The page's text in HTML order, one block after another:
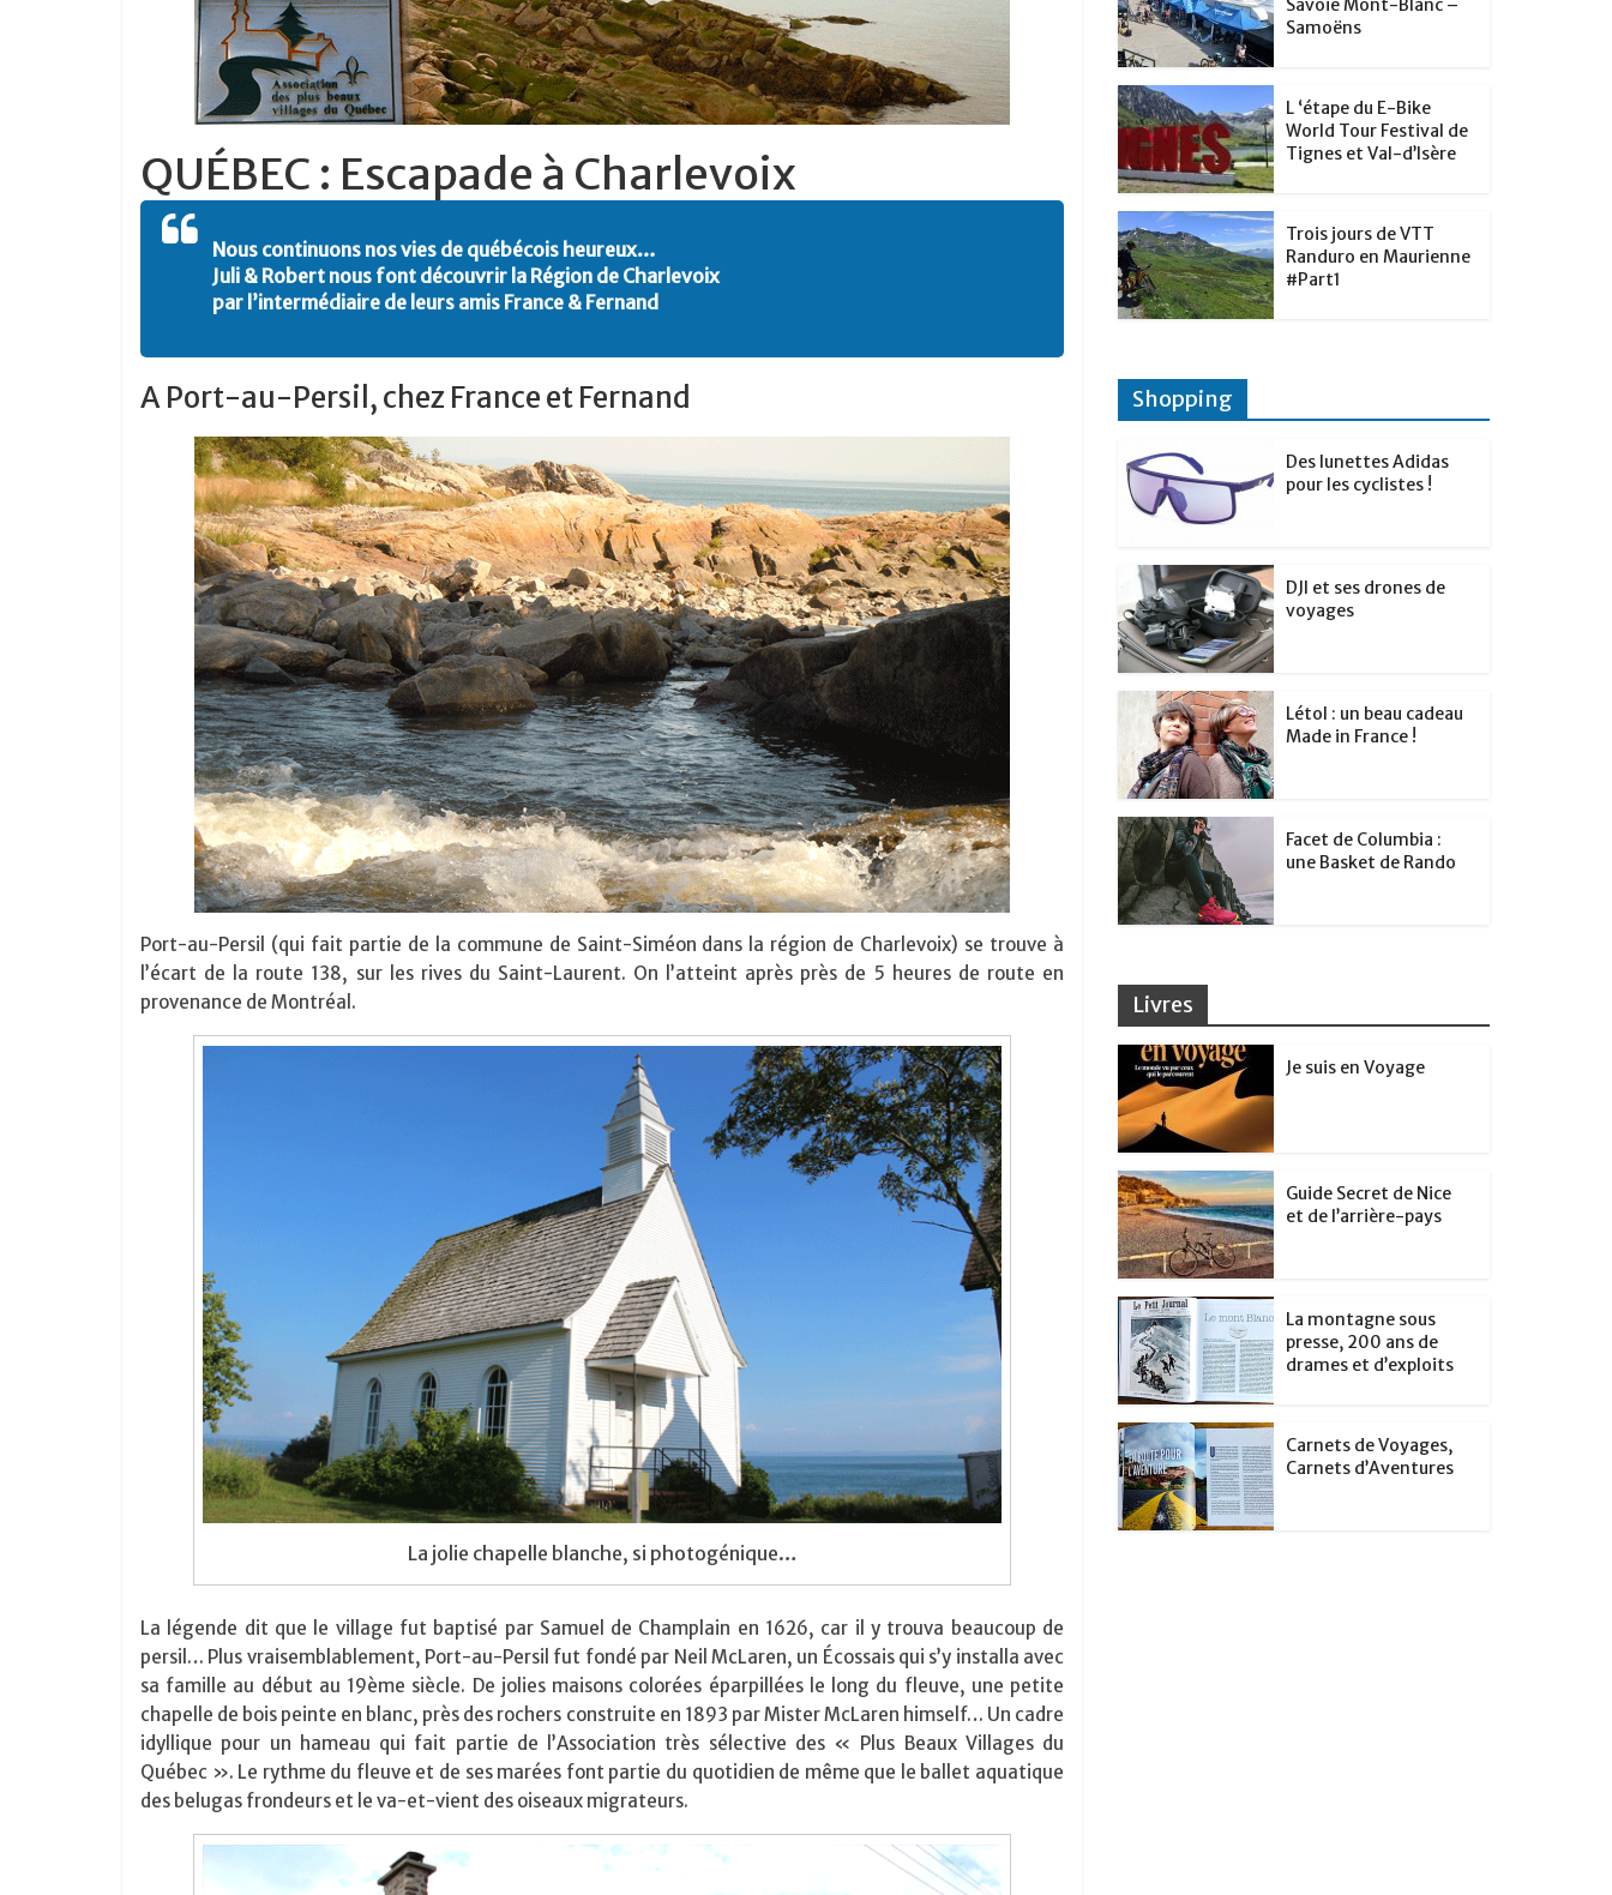
QUÉBEC : Escapade à Charlevoix
Nous continuons nos vies de québécois heureux…
Juli & Robert nous font découvrir la Région de Charlevoix
par l’intermédiaire de leurs amis France & Fernand
A Port-au-Persil, chez France et Fernand
Port-au-Persil (qui fait partie de la commune de Saint-Siméon dans la région de Charlevoix) se trouve à
l’écart de la route 138, sur les rives du Saint-Laurent. On l’atteint après près de 5 heures de route en
provenance de Montréal.
La jolie chapelle blanche, si photogénique…
La légende dit que le village fut baptisé par Samuel de Champlain en 1626, car il y trouva beaucoup de
persil… Plus vraisemblablement, Port-au-Persil fut fondé par Neil McLaren, un Écossais qui s’y installa avec
sa famille au début au 19ème siècle. De jolies maisons colorées éparpillées le long du fleuve, une petite
chapelle de bois peinte en blanc, près des rochers construite en 1893 par Mister McLaren himself… Un cadre
idyllique pour un hameau qui fait partie de l’Association très sélective des « Plus Beaux Villages du
Québec ». Le rythme du fleuve et de ses marées font partie du quotidien de même que le ballet aquatique
des belugas frondeurs et le va-et-vient des oiseaux migrateurs.
Savoie Mont-Blanc –
Samoëns
L ‘étape du E-Bike
World Tour Festival de
Tignes et Val-d’Isère
Trois jours de VTT
Randuro en Maurienne
#Part1
Shopping
Des lunettes Adidas
pour les cyclistes !
DJI et ses drones de
voyages
Létol : un beau cadeau
Made in France !
Facet de Columbia :
une Basket de Rando
Livres
Je suis en Voyage
Guide Secret de Nice
et de l’arrière-pays
La montagne sous
presse, 200 ans de
drames et d’exploits
Carnets de Voyages,
Carnets d’Aventures